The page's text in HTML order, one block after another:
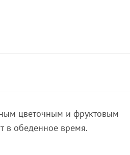
цветочным и фруктовым
в обеденное время.